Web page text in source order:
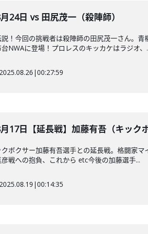
24日 vs 田尻茂一（殺陣師）
！今回の挑戦者は殺陣師の田尻茂一さん。
NWAに登場！プロレスのキッカケはラジオ、
2025.08.26 |00:27:59
17日【延長戦】加藤有吾（キック
ボクサー加藤有吾選手との延長戦。格闘家
戦への抱負、これから etc今後の加藤選手...
2025.08.19 |00:14:35